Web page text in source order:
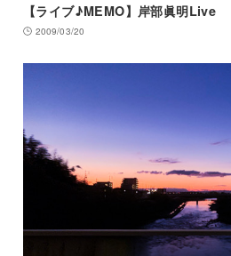
【ライブ♪MEMO】岸部眞明Live
2009/03/20